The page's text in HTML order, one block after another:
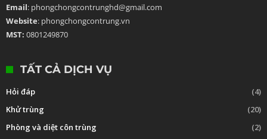
Email: phongchongcontrunghd@gmail.com
Website: phongchongcontrung.vn
MST: 0801249870
TẤT CẢ DỊCH VỤ
Hỏi đáp
(4)
Khử trùng
(20)
Phòng và diệt côn trùng
(2)